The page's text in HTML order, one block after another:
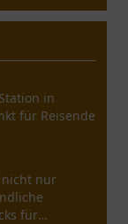
in
für Reisende
nicht nur
für